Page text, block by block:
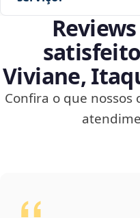
Viviane,
Confira o que